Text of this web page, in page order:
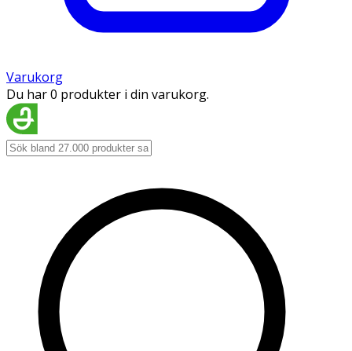
Varukorg
Du har 0 produkter i din varukorg.